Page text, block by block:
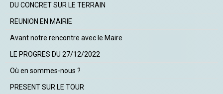
DU CONCRET SUR LE TERRAIN
REUNION EN MAIRIE
Avant notre rencontre avec le Maire
LE PROGRES DU 27/12/2022
Où en sommes-nous ?
PRESENT SUR LE TOUR